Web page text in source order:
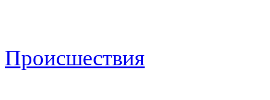
Происшествия